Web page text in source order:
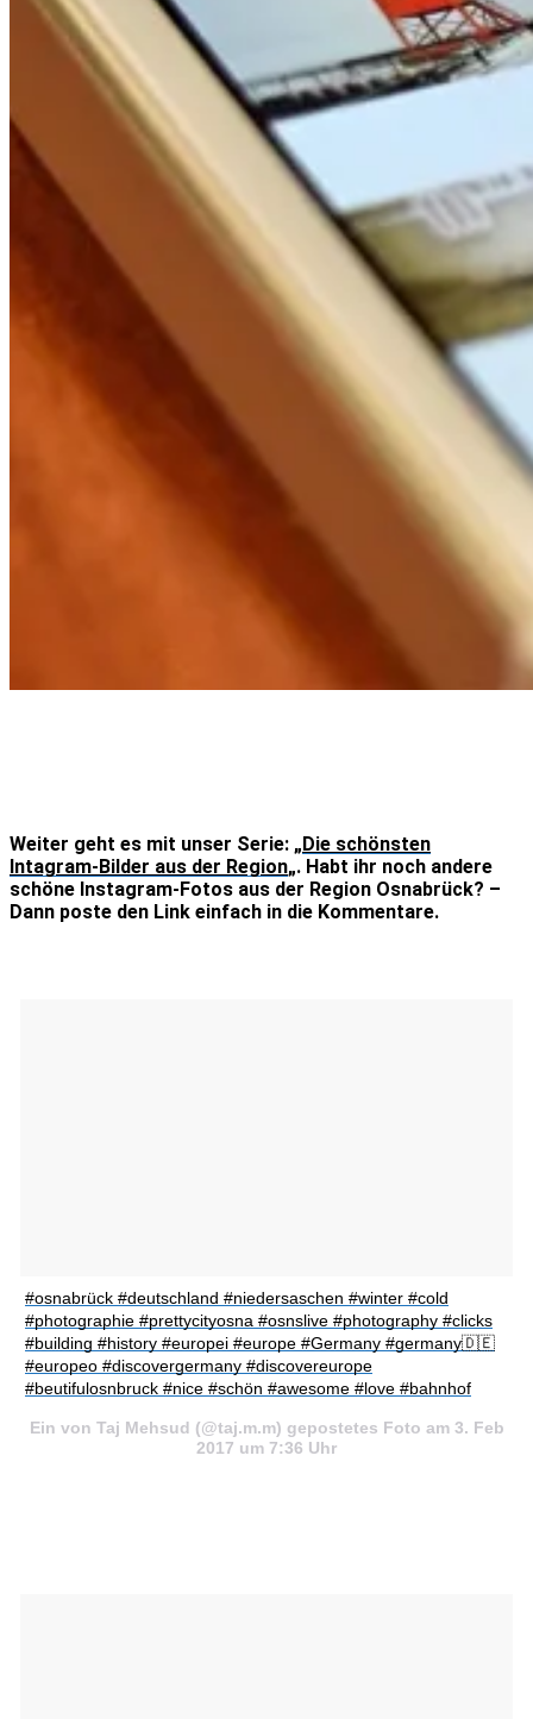
Weiter geht es mit unser Serie: „Die schönsten
Intagram-Bilder aus der Region„. Habt ihr noch andere
schöne Instagram-Fotos aus der Region Osnabrück? –
Dann poste den Link einfach in die Kommentare.
#osnabrück #deutschland #niedersaschen #winter #cold
#photographie #prettycityosna #osnslive #photography #clicks
#building #history #europei #europe #Germany #germany🇩🇪
#europeo #discovergermany #discovereurope
#beutifulosnbruck #nice #schön #awesome #love #bahnhof
Ein von Taj Mehsud (@taj.m.m) gepostetes Foto am 3. Feb
2017 um 7:36 Uhr